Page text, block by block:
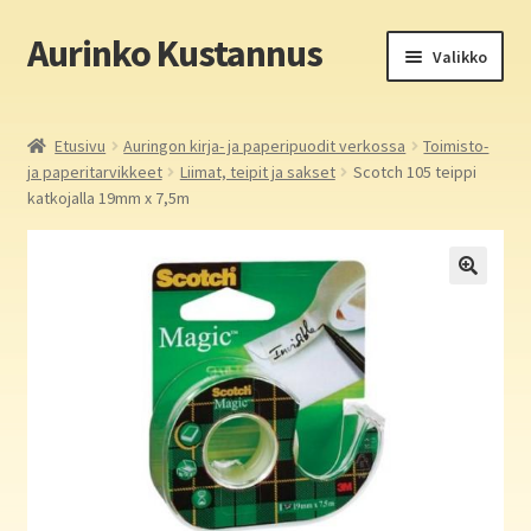
Siirry
navigointiin
Siirry
sisältöön
Aurinko Kustannus Valikko
Yritys
Aurinko Kustannus: kirjat
Auringon kirja- ja paperipuodit verkossa
Etusivu Auringon kirja- ja paperipuodit verkossa
Toimisto-
ja paperitarvikkeet
Liimat, teipit ja sakset
Scotch 105 teippi
katkojalla 19mm x 7,5m